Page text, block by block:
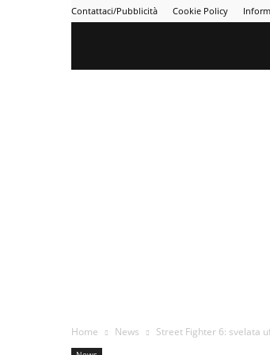
Contattaci/Pubblicità Cookie Policy
Home News Street Fighter 6: svelata